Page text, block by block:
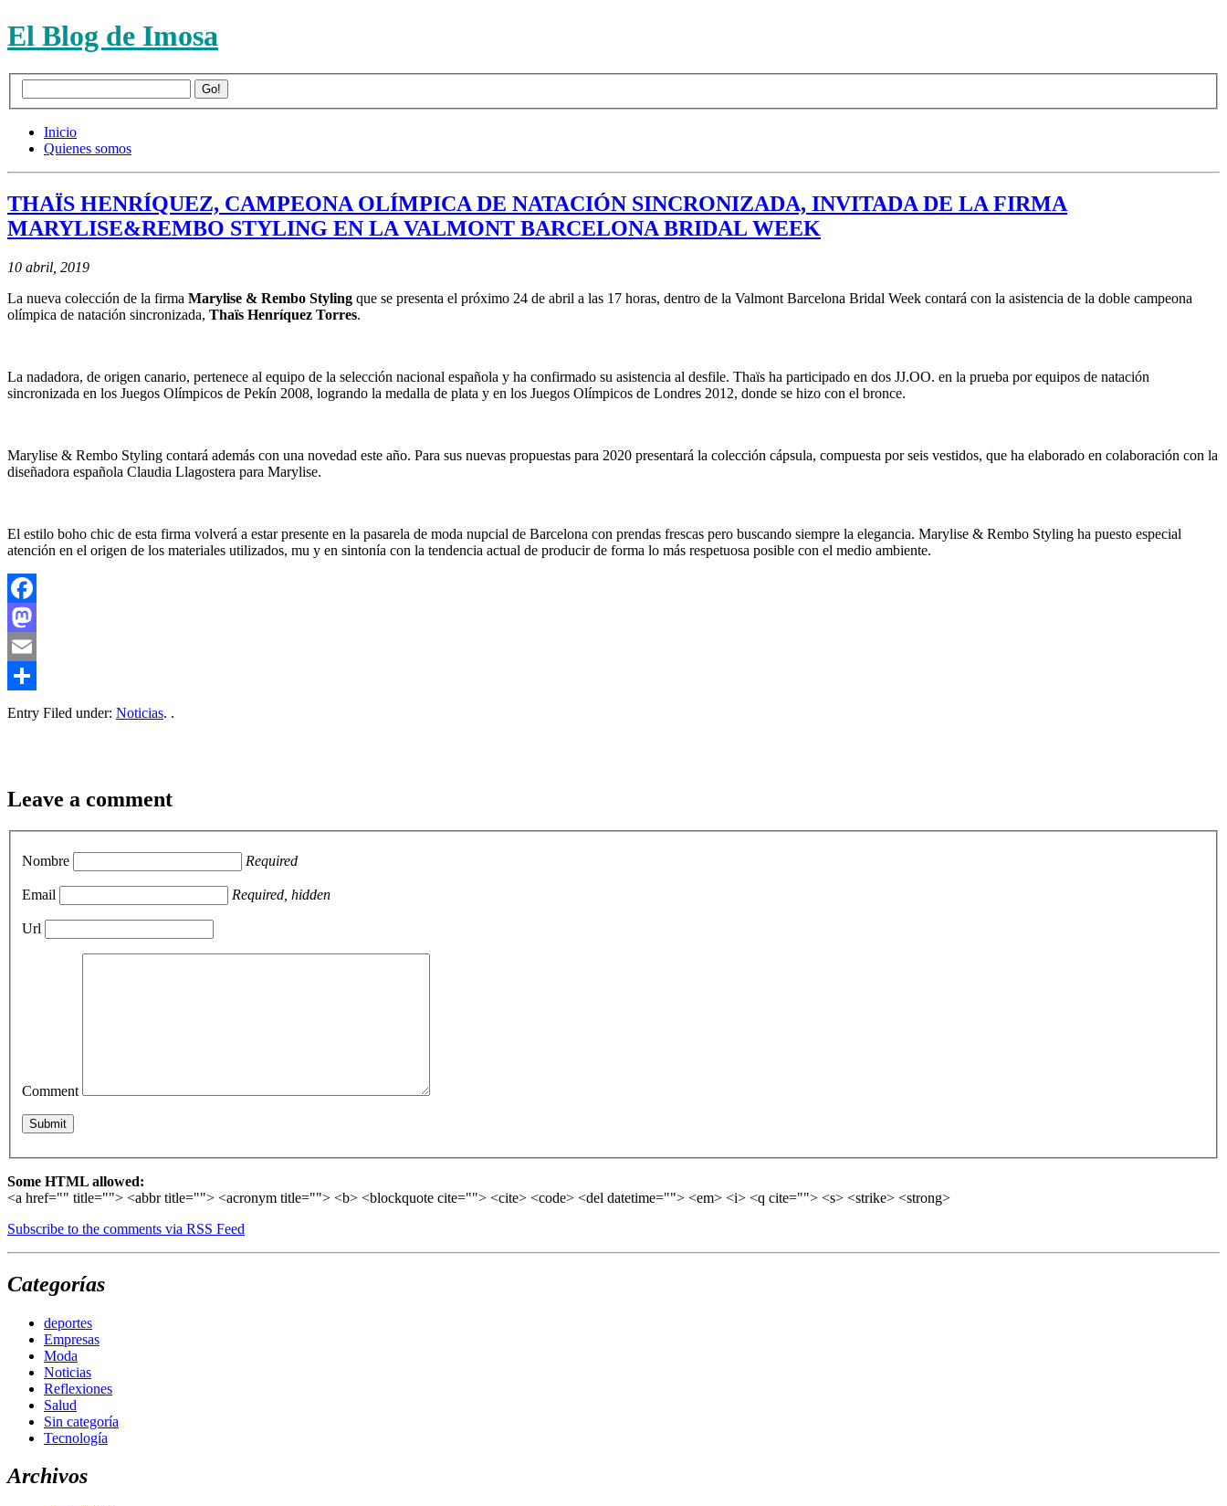
El Blog de Imosa
Inicio
Quienes somos
THAÏS HENRÍQUEZ, CAMPEONA OLÍMPICA DE NATACIÓN SINCRONIZADA, INVITADA DE LA FIRMA
MARYLISE&REMBO STYLING EN LA VALMONT BARCELONA BRIDAL WEEK
10 abril, 2019
La nueva colección de la firma Marylise & Rembo Styling que se presenta el próximo 24 de abril a las 17 horas, dentro de la Valmont Barcelona Bridal Week contará con la asistencia de la doble campeona
olímpica de natación sincronizada, Thaïs Henríquez Torres.
La nadadora, de origen canario, pertenece al equipo de la selección nacional española y ha confirmado su asistencia al desfile. Thaïs ha participado en dos JJ.OO. en la prueba por equipos de natación
sincronizada en los Juegos Olímpicos de Pekín 2008, logrando la medalla de plata y en los Juegos Olímpicos de Londres 2012, donde se hizo con el bronce.
Marylise & Rembo Styling contará además con una novedad este año. Para sus nuevas propuestas para 2020 presentará la colección cápsula, compuesta por seis vestidos, que ha elaborado en colaboración con la
diseñadora española Claudia Llagostera para Marylise.
El estilo boho chic de esta firma volverá a estar presente en la pasarela de moda nupcial de Barcelona con prendas frescas pero buscando siempre la elegancia. Marylise & Rembo Styling ha puesto especial
atención en el origen de los materiales utilizados, mu y en sintonía con la tendencia actual de producir de forma lo más respetuosa posible con el medio ambiente.
Facebook
Mastodon
Email
Compartir
Entry Filed under: Noticias. .
Leave a comment
Nombre Required
Email Required, hidden
Url
Comment
Some HTML allowed:
<a href="" title=""> <abbr title=""> <acronym title=""> <b> <blockquote cite=""> <cite> <code> <del datetime=""> <em> <i> <q cite=""> <s> <strike> <strong>
Subscribe to the comments via RSS Feed
Categorías
deportes
Empresas
Moda
Noticias
Reflexiones
Salud
Sin categoría
Tecnología
Archivos